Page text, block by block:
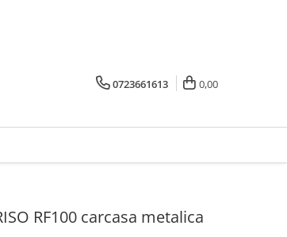
0723661613 0,00
RF100 carcasa metalica